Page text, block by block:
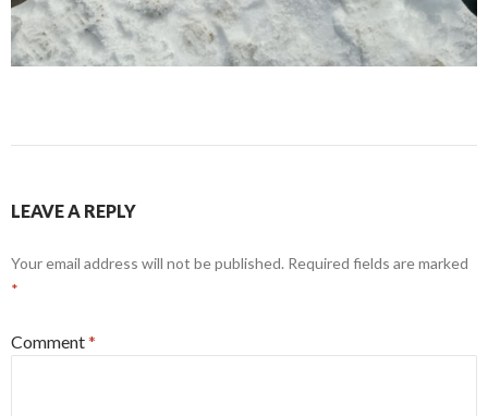
LEAVE A REPLY
Your email address will not be published. Required fields are marked
*
Comment*